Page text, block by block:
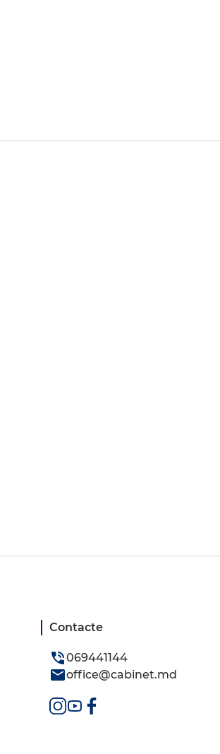
Contacte
069441144
office@cabinet.md